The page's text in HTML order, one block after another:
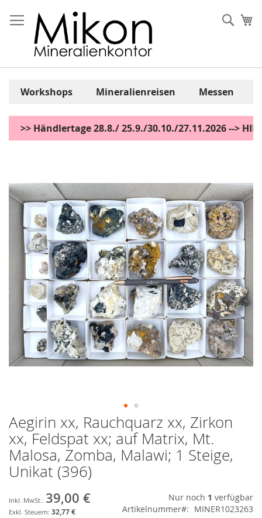
Inhalt
springen
Workshops Mineralienreisen Messen
>> Händlertage 28.8./ 25.9./30.10./27.11.2026 -->
der
Bildgalerie
springen
Zum
Anfang
der
Bildgalerie
springen
Aegirin xx, Rauchquarz xx, Zirkon
xx, Feldspat xx; auf Matrix, Mt.
Malosa, Zomba, Malawi; 1 Steige,
Unikat (396)
39,00 €
32,77 €
Nur noch 1 verfügbar
Artikelnummer
MINER1023263